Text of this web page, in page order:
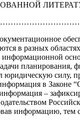
в разных
планирования,
силу,
в
–
информацию, тем